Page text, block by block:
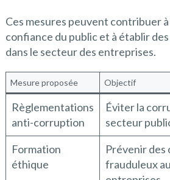
Ces mesures peuvent contribuer
confiance du public et à établir
dans le secteur des entreprises.
Mesure proposée Objectif
Règlementations
anti-corruption
Éviter la
secteur
Formation
éthique
Prévenir
frauduleux